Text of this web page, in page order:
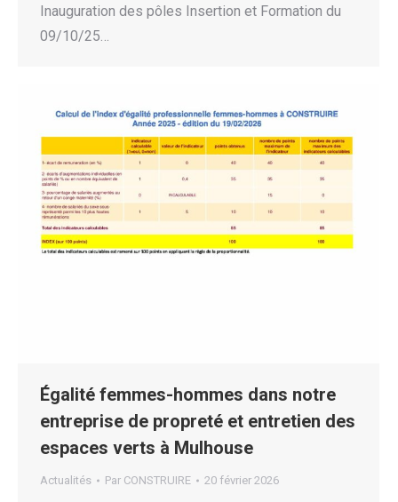
Inauguration des pôles Insertion et Formation du
09/10/25…
Égalité femmes-hommes dans notre
entreprise de propreté et entretien des
espaces verts à Mulhouse
Actualités Par CONSTRUIRE 20 février 2026